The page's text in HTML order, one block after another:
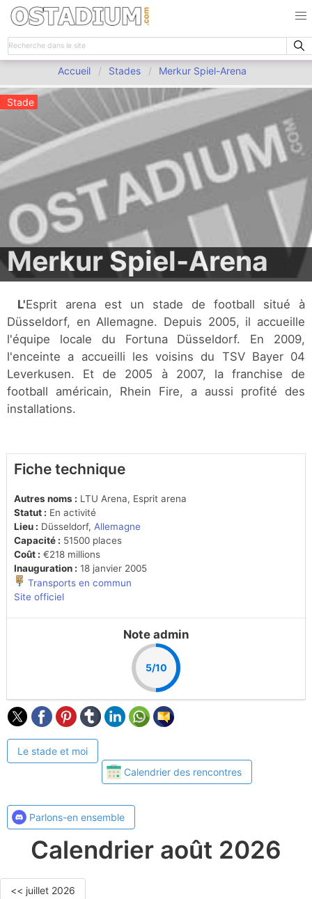
Accueil Stades Merkur Spiel-Arena
Stade
Merkur Spiel-Arena
L'Esprit arena est un stade de football situé à
Düsseldorf, en Allemagne. Depuis 2005, il accueille
l'équipe locale du Fortuna Düsseldorf. En 2009,
l'enceinte a accueilli les voisins du TSV Bayer 04
Leverkusen. Et de 2005 à 2007, la franchise de
football américain, Rhein Fire, a aussi profité des
installations.
Fiche technique
Autres noms : LTU Arena, Esprit arena
Statut : En activité
Lieu : Düsseldorf, Allemagne
Capacité : 51500 places
Coût : €218 millions
Inauguration : 18 janvier 2005
Transports en commun
Site officiel
Note admin
5/10
Le stade et moi
Calendrier des rencontres
Parlons-en ensemble
Calendrier août 2026
<< juillet 2026